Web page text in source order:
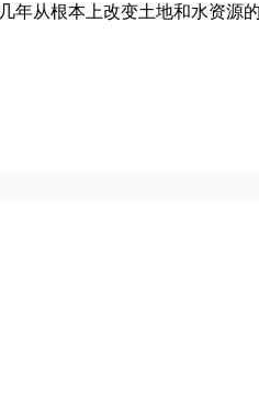
年从根本 上改变土地和水资源